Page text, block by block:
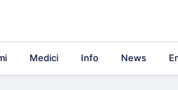
Medici Info News